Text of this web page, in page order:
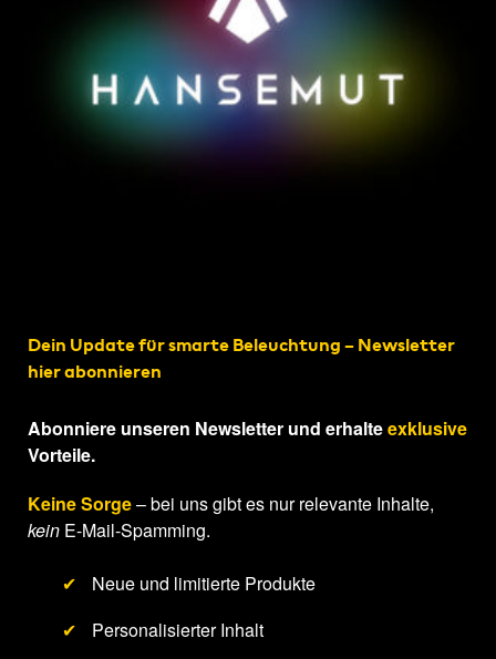
Dein Update für smarte Beleuchtung – Newsletter
hier abonnieren
Abonniere unseren Newsletter und erhalteexklusive
Vorteile.
Keine Sorge– bei uns gibt es nur relevante Inhalte,
kein E-Mail-Spamming.
✔
Neue und limitierte Produkte
✔
Personalisierter Inhalt